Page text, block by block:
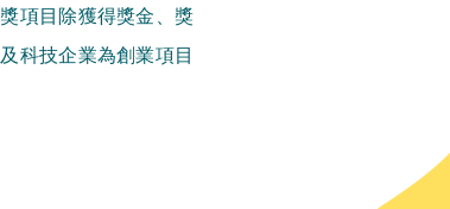
項目除獲得獎金、獎
科技企業為創業項目